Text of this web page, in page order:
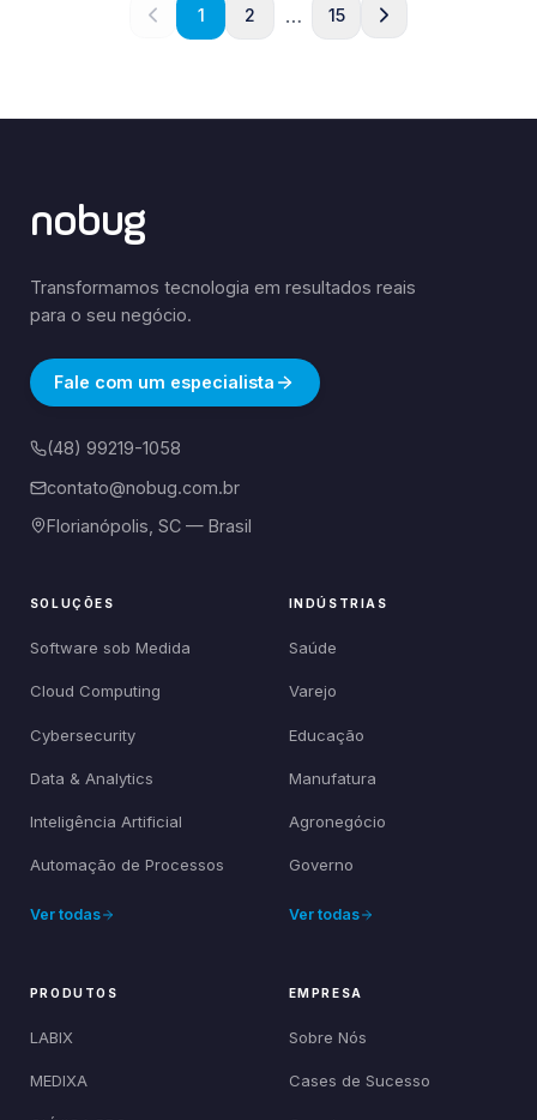
1 2 … 15
nobug
Transformamos tecnologia em resultados reais
para o seu negócio.
Fale com um especialista
(48) 99219-1058
contato@nobug.com.br
Florianópolis, SC — Brasil
SOLUÇÕES
Software sob Medida
Cloud Computing
Cybersecurity
Data & Analytics
Inteligência Artificial
Automação de Processos
Ver todas
INDÚSTRIAS
Saúde
Varejo
Educação
Manufatura
Agronegócio
Governo
Ver todas
PRODUTOS
LABIX
MEDIXA
EMPRESA
Sobre Nós
Cases de Sucesso